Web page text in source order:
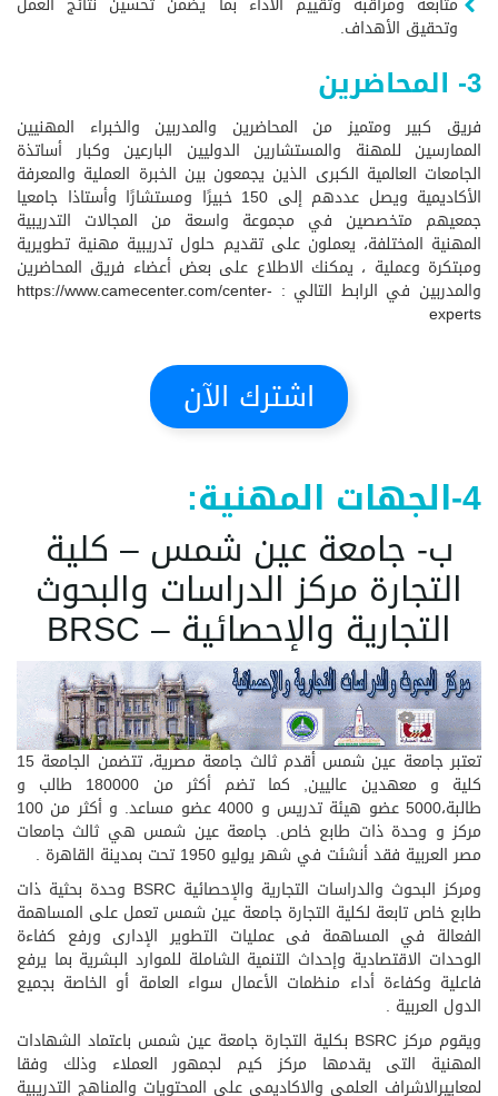
وتحقيق الأهداف.
3- المحاضرين
فريق كبير ومتميز من المحاضرين والمدربين والخبراء المهنيين
الممارسين للمهنة والمستشارين الدوليين البارعين وكبار أساتذة
الجامعات العالمية الكبرى الذين يجمعون بين الخبرة العملية والمعرفة
الأكاديمية ويصل عددهم إلى 150 خبيرًا ومستشارًا وأستاذا جامعيا
جمعيهم متخصصين في مجموعة واسعة من المجالات التدريبية
المهنية المختلفة، يعملون على تقديم حلول تدريبية مهنية تطويرية
ومبتكرة وعملية ، يمكنك الاطلاع على بعض أعضاء فريق المحاضرين
والمدربين في الرابط التالي : https://www.camecenter.com/center-
experts
اشترك الآن
4-الجهات المهنية:
ب- جامعة عين شمس – كلية
التجارة مركز الدراسات والبحوث
التجارية والإحصائية – BRSC
تعتبر جامعة عين شمس أقدم ثالث جامعة مصرية، تتضمن الجامعة 15
كلية و معهدين عاليين, كما تضم أكثر من 180000 طالب و
طالبة،5000 عضو هيئة تدريس و 4000 عضو مساعد. و أكثر من 100
مركز و وحدة ذات طابع خاص. جامعة عين شمس هي ثالث جامعات
مصر العربية فقد أنشئت في شهر يوليو 1950 تحت بمدينة القاهرة .
ومركز البحوث والدراسات التجارية والإحصائية BSRC وحدة بحثية ذات
طابع خاص تابعة لكلية التجارة جامعة عين شمس تعمل على المساهمة
الفعالة في المساهمة فى عمليات التطوير الإدارى ورفع كفاءة
الوحدات الاقتصادية وإحداث التنمية الشاملة للموارد البشرية بما يرفع
فاعلية وكفاءة أداء منظمات الأعمال سواء العامة أو الخاصة بجميع
الدول العربية .
ويقوم مركز BSRC بكلية التجارة جامعة عين شمس باعتماد الشهادات
المهنية التى يقدمها مركز كيم لجمهور العملاء وذلك وفقا
لمعاييرالاشراف العلمى والاكاديمى على المحتويات والمناهج التدريبية